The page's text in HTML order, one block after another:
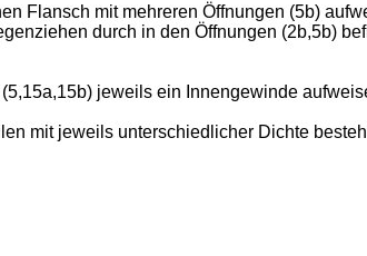
Flansch mit mehreren Öffnungen (5b)
durch in den Öffnungen (2b,5b)
jeweils ein Innengewinde
mit jeweils unterschiedlicher Dichte